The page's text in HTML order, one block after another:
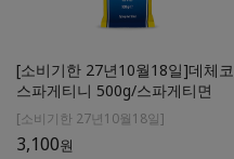
[소비기한 27년10월18일]데체코
스파게티니 500g/스파게티면
[소비기한 27년10월18일]
3,100원